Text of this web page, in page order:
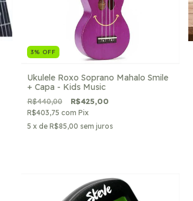
3% OFF
Ukulele Roxo Soprano Mahalo Smile
+ Capa - Kids Music
R$440,00 R$425,00
R$403,75 com Pix
5 x de R$85,00 sem juros